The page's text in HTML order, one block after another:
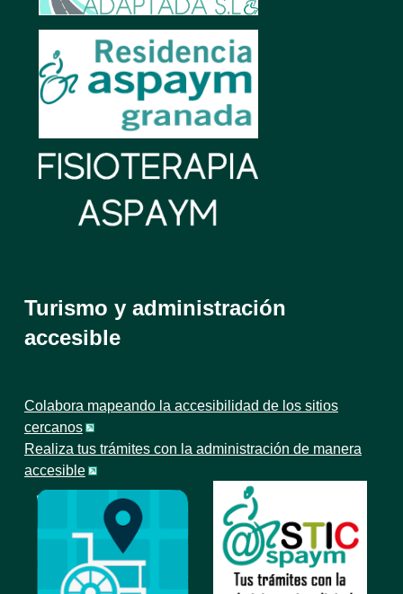
Turismo y administración
accesible
Colabora mapeando la accesibilidad de los sitios
cercanos
Realiza tus trámites con la administración de manera
accesible